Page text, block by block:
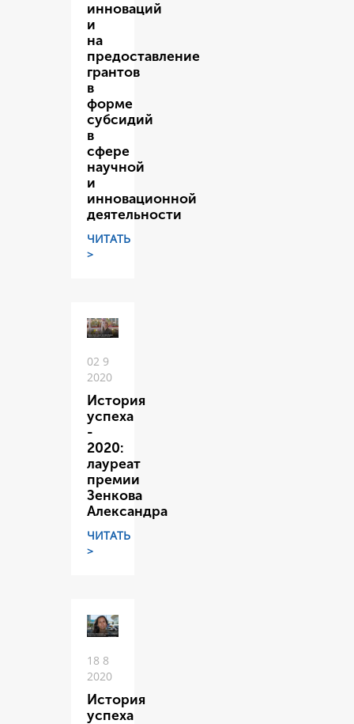
инноваций
и
на
предоставление
грантов
в
форме
субсидий
в
сфере
научной
и
инновационной
деятельности
ЧИТАТЬ
>
02 9
2020
История
успеха
-
2020:
лауреат
премии
Зенкова
Александра
ЧИТАТЬ
>
18 8
2020
История
успеха